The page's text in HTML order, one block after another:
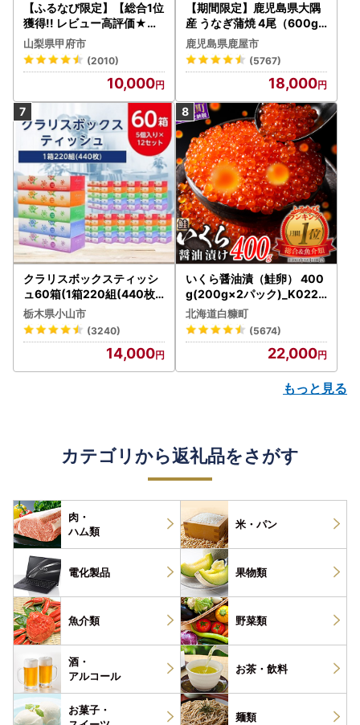
【ふるなび限定】【総合1位
獲得!! レビュー高評価★】
〈2026年度配送分〉山梨
県産 シャインマスカット 2
～3房（1.0kg以上）シャイ
ン フルーツ FN-Limited-S
P
山梨県甲府市
(2010)
10,000
【期間限定】鹿児島県大隅
産 うなぎ蒲焼 4尾（600g
） KN007-004-04-cp18
うなぎ 鰻 魚 惣菜 総菜
鹿児島県鹿屋市
(5767)
18,000
クラリスボックスティッシ
ュ60箱(1箱220組(440枚))
(5個入り×12セット)【配送
不可地域：離島・沖縄県】
【1256759】
栃木県小山市
(3240)
14,000
いくら醤油漬（鮭卵） 400
g(200g×2パック)_K022-
1676
北海道白糠町
(5674)
22,000
もっと見る
カテゴリから返礼品をさがす
肉・
ハム類
米・パン
電化製品 果物類
魚介類 野菜類
酒・
アルコール
お茶・ 飲料
お菓子・
麺類